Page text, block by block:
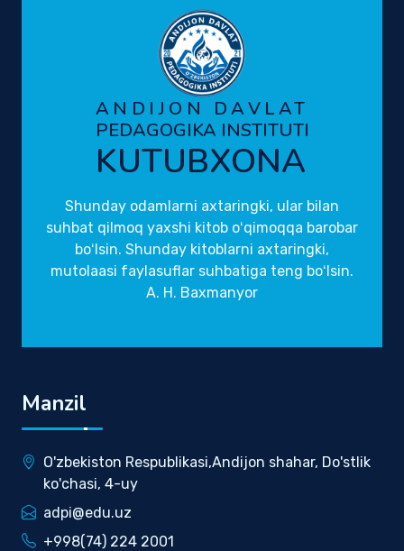
ANDIJON DAVLAT
PEDAGOGIKA INSTITUTI
KUTUBXONA
Shunday odamlarni axtaringki, ular bilan
suhbat qilmoq yaxshi kitob oʻqimoqqa barobar
boʻlsin. Shunday kitoblarni axtaringki,
mutolaasi faylasuflar suhbatiga teng boʻlsin.
A. H. Baxmanyor
Manzil
O'zbekiston Respublikasi,Andijon shahar, Do'stlik
ko'chasi, 4-uy
adpi@edu.uz
+998(74) 224 2001